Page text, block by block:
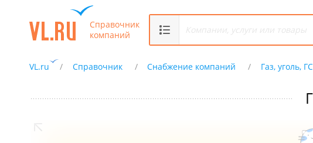
Справочник
компаний
VL.ru Справочник Снабжение компаний Газ, уголь,